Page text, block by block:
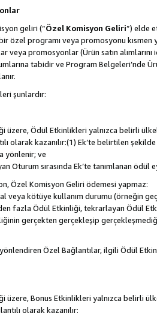
geliri (“Özel Komisyon Geliri”) elde
özel programı veya promosyonu
promosyonlar (Ürün satın
tabidir ve Program Belgeleri’nde
şunlardır:
üzere, Ödül Etkinlikleri yalnızca belirli
olarak kazanılır:(1) Ek’te belirtilen
yönlenir; ve
Oturum sırasında Ek’te tanımlanan ödül
Özel Komisyon Geliri ödemesi yapmaz:
veya kötüye kullanım durumu (örneğin
fazla Ödül Etkinliği, tekrarlayan Ödül
gerçekten gerçekleşip
Özel Bağlantılar, ilgili Ödül
üzere, Bonus Etkinlikleri yalnızca belirli
olarak kazanılır: